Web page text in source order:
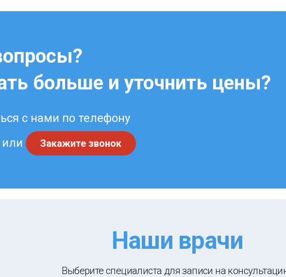
больше и уточнить цены?
с нами по телефону
или Закажите звонок
Наши врачи
Выберите специалиста для записи на